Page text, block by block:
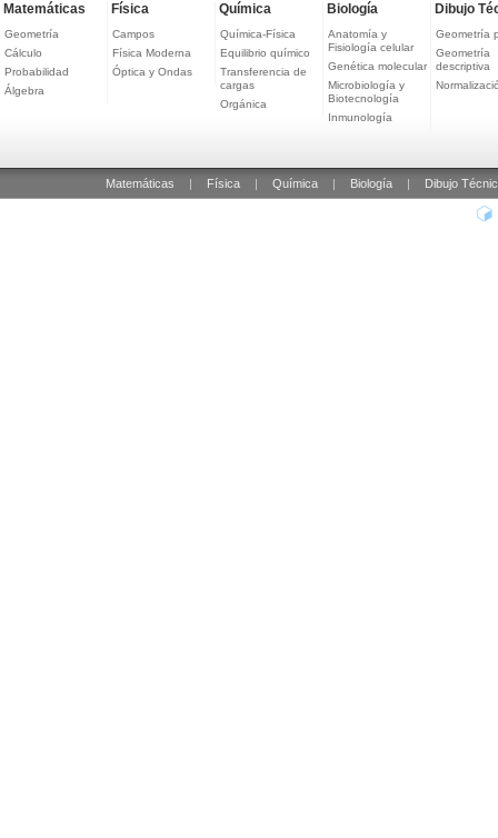
Matemáticas
Geometría
Cálculo
Probabilidad
Álgebra
Física
Campos
Física Moderna
Óptica y Ondas
Química
Química-Física
Equilibrio químico
Transferencia de
cargas
Orgánica
Biología
Anatomía y
Fisiología celular
Genética molecular
Microbiología y
Biotecnología
Inmunología
Dibujo
Geometría
Geometría
descriptiva
Matemáticas Física Química Biología Dibujo